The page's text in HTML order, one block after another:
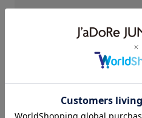
世界最高峰の加工技術力
ある「New Manual」との
作しました。
本アイテムは、生産背景で
ET ROPE HOMME クリエ
田真彦が直接足を運びz自
デニムをリファレンスに
込み仕上げました。